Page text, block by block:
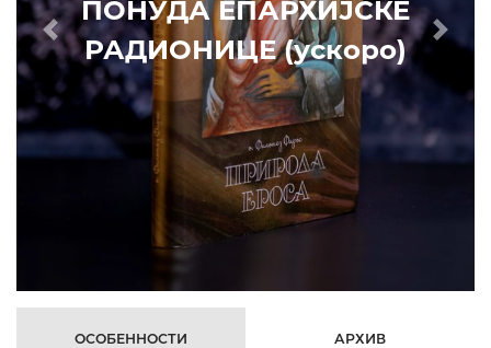
Prethodni
ОСОБЕННОСТИ АРХИВ